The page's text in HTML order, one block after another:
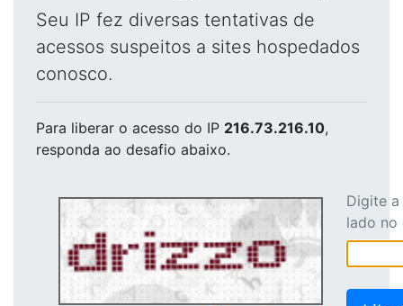
Seu IP fez diversas tentativas de
acessos suspeitos a sites hospedados
conosco.
Para liberar o acesso do IP 216.73.216.10,
responda ao desafio abaixo.
Digite
lado no